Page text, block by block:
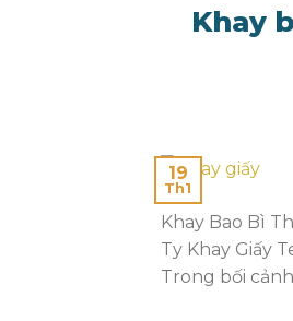
Khay
19
Th1
Khay Bao Bì
Ty Khay Giấy
Trong bối